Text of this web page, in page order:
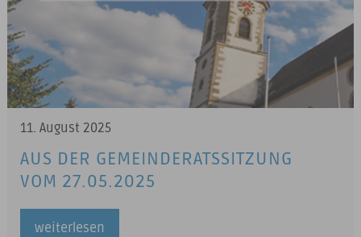
11. August 2025
AUS DER GEMEINDERATSSITZUNG
VOM 27.05.2025
weiterlesen